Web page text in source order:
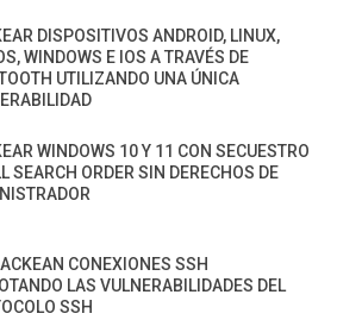
DISPOSITIVOS ANDROID, LINUX,
WINDOWS E IOS A TRAVÉS DE
UTILIZANDO UNA ÚNICA
WINDOWS 10 Y 11 CON SECUESTRO
SEARCH ORDER SIN DERECHOS DE
CONEXIONES SSH
LAS VULNERABILIDADES DEL
SSH